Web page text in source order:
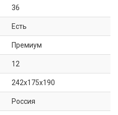
36
Есть
Премиум
12
242x175x190
Россия